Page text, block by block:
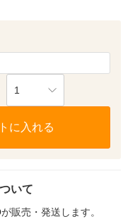
1
に入れる
いて
が販売・発送します。